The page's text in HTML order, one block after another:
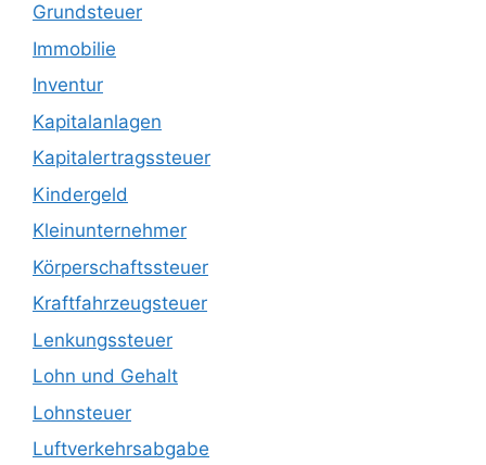
Grundsteuer
Immobilie
Inventur
Kapitalanlagen
Kapitalertragssteuer
Kindergeld
Kleinunternehmer
Körperschaftssteuer
Kraftfahrzeugsteuer
Lenkungssteuer
Lohn und Gehalt
Lohnsteuer
Luftverkehrsabgabe